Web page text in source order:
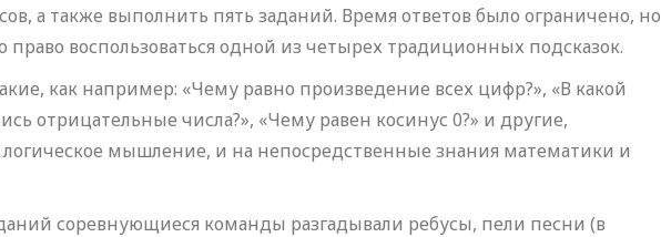
а также выполнить пять заданий. Время ответов было ограничено, но
воспользоваться одной из четырех традиционных подсказок.
как например: «Чему равно произведение всех цифр?», «В какой
отрицательные числа?», «Чему равен косинус 0?» и другие,
мышление, и на непосредственные знания математики и
соревнующиеся команды разгадывали ребусы, пели песни (в